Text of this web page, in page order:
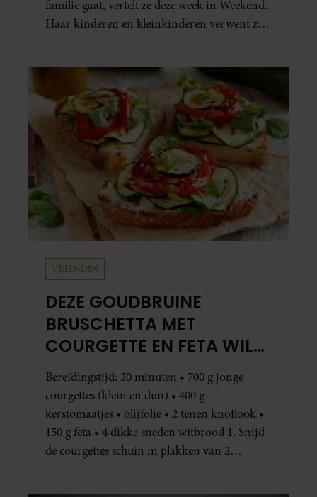
familie gaat, vertelt ze deze week in Weekend.
Haar kinderen en kleinkinderen verwent ze
VRIENDIN
DEZE GOUDBRUINE
BRUSCHETTA MET
COURGETTE EN FETA WIL
JE METEEN MAKEN
Bereidingstijd: 20 minuten • 700 g jonge
courgettes (klein en dun) • 400 g
kerstomaatjes • olijfolie • 2 tenen knoflook •
150 g feta • 4 dikke sneden witbrood 1. Snijd
de courgettes schuin in plakken van 2